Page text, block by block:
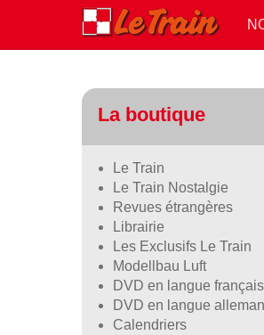
La boutique
Le Train
Le Train Nostalgie
Revues étrangères
Librairie
Les Exclusifs Le Train
Modellbau Luft
DVD en langue
DVD en langue
Calendriers